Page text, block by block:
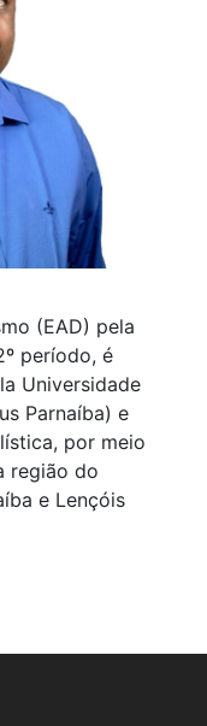
(EAD) pela
período, é
Universidade
Parnaíba) e
por meio
região do
e Lençóis